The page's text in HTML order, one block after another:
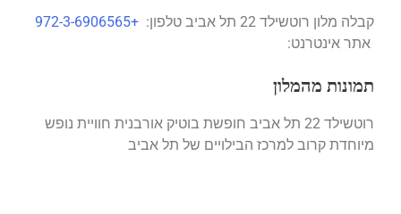
קבלה מלון רוטשילד 22 תל אביב טלפון:
+972-3-6906565
אתר אינטרנט:
תמונות מהמלון
רוטשילד 22 תל אביב חופשת בוטיק אורבנית חוויית נופש
מיוחדת קרוב למרכז הבילויים של תל אביב